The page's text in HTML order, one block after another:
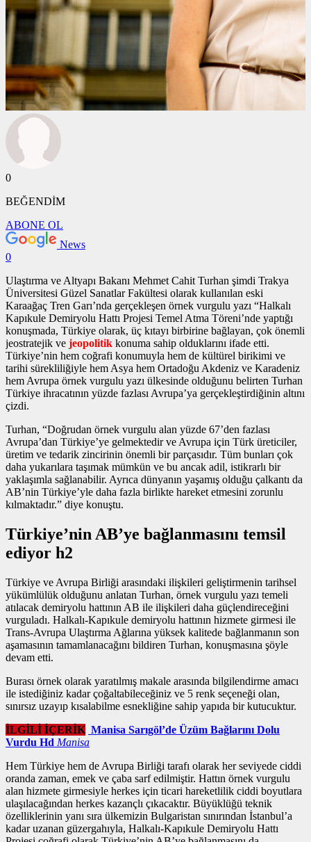
0
BEĞENDİM
ABONE OL
News
0
Ulaştırma ve Altyapı Bakanı Mehmet Cahit Turhan şimdi Trakya
Üniversitesi Güzel Sanatlar Fakültesi olarak kullanılan eski
Karaağaç Tren Garı’nda gerçekleşen örnek vurgulu yazı “Halkalı
Kapıkule Demiryolu Hattı Projesi Temel Atma Töreni’nde yaptığı
konuşmada, Türkiye olarak, üç kıtayı birbirine bağlayan, çok önemli
jeostratejik ve jeopolitik konuma sahip olduklarını ifade etti.
Türkiye’nin hem coğrafi konumuyla hem de kültürel birikimi ve
tarihi sürekliliğiyle hem Asya hem Ortadoğu Akdeniz ve Karadeniz
hem Avrupa örnek vurgulu yazı ülkesinde olduğunu belirten Turhan
Türkiye ihracatının yüzde fazlası Avrupa’ya gerçekleştirdiğinin altını
çizdi.
Turhan, “Doğrudan örnek vurgulu alan yüzde 67’den fazlası
Avrupa’dan Türkiye’ye gelmektedir ve Avrupa için Türk üreticiler,
üretim ve tedarik zincirinin önemli bir parçasıdır. Tüm bunları çok
daha yukarılara taşımak mümkün ve bu ancak adil, istikrarlı bir
yaklaşımla sağlanabilir. Ayrıca dünyanın yaşamış olduğu çalkantı da
AB’nin Türkiye’yle daha fazla birlikte hareket etmesini zorunlu
kılmaktadır.” diye konuştu.
Türkiye’nin AB’ye bağlanmasını temsil
ediyor h2
Türkiye ve Avrupa Birliği arasındaki ilişkileri geliştirmenin tarihsel
yükümlülük olduğunu anlatan Turhan, örnek vurgulu yazı temeli
atılacak demiryolu hattının AB ile ilişkileri daha güçlendireceğini
vurguladı. Halkalı-Kapıkule demiryolu hattının hizmete girmesi ile
Trans-Avrupa Ulaştırma Ağlarına yüksek kalitede bağlanmanın son
aşamasının tamamlanacağını bildiren Turhan, konuşmasına şöyle
devam etti.
Burası örnek olarak yaratılmış makale arasında bilgilendirme amacı
ile istediğiniz kadar çoğaltabileceğiniz ve 5 renk seçeneği olan,
sınırsız uzayıp kısalabilme esnekliğine sahip yapıda bir kutucuktur.
İLGİLİ İÇERİK Manisa Sarıgöl’de Üzüm Bağlarını Dolu
Vurdu Hd Manisa
Hem Türkiye hem de Avrupa Birliği tarafı olarak her seviyede ciddi
oranda zaman, emek ve çaba sarf edilmiştir. Hattın örnek vurgulu
alan hizmete girmesiyle herkes için ticari hareketlilik ciddi boyutlara
ulaşılacağından herkes kazançlı çıkacaktır. Büyüklüğü teknik
özelliklerinin yanı sıra ülkemizin Bulgaristan sınırından İstanbul’a
kadar uzanan güzergahıyla, Halkalı-Kapıkule Demiryolu Hattı